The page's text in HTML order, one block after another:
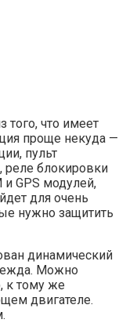
что имеет
проще некуда —
пульт
реле блокировки
и GPS модулей,
для очень
нужно защитить
динамический
Можно
к тому же
двигателе.